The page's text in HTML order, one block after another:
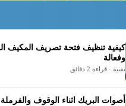
كيفية تنظيف فتحة تصريف المكيف
وفعالة
تقنية · قراءة 2 دقائق
أصوات البريك اثناء الوقوف